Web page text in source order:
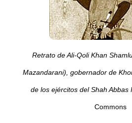
Retrato de Ali-Qoli Khan
Mazandarani), gobernador de
de los ejércitos del Shah
Commons